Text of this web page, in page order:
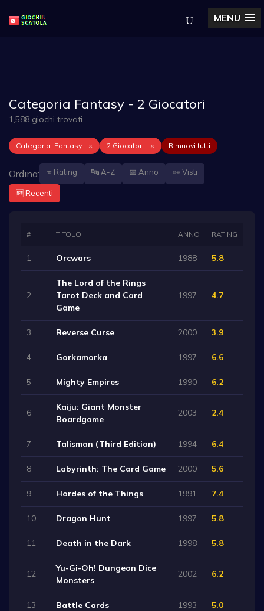
MENU
Categoria Fantasy - 2 Giocatori
1,588 giochi trovati
Categoria: Fantasy × 2 Giocatori × Rimuovi tutti
Ordina: ⭐ Rating 🔤 A-Z 📅 Anno 👀 Visti
🆕 Recenti
# TITOLO ANNO RATING
1 Orcwars 1988 5.8
2
The Lord of the Rings
Tarot Deck and Card
Game
1997 4.7
3 Reverse Curse 2000 3.9
4 Gorkamorka 1997 6.6
5 Mighty Empires 1990 6.2
6
Kaiju: Giant Monster
Boardgame
2003 2.4
7 Talisman (Third Edition) 1994 6.4
8 Labyrinth: The Card Game 2000 5.6
9 Hordes of the Things 1991 7.4
10 Dragon Hunt 1997 5.8
11 Death in the Dark 1998 5.8
12
Yu-Gi-Oh! Dungeon Dice
Monsters
2002 6.2
13 Battle Cards 1993 5.0